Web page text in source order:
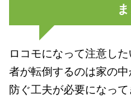
ロコモになって注意し
者が転倒するのは家の
防ぐ工夫が必要になって